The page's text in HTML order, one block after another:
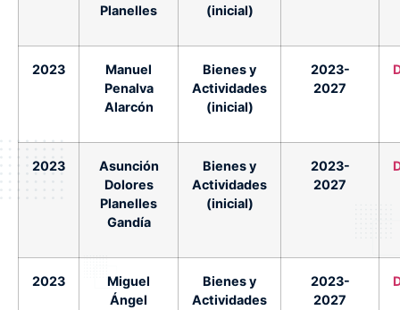
Planelles
(inicial)
2023
Manuel
Penalva
Alarcón
Bienes y
Actividades
(inicial)
2023-
2027
2023
Asunción
Dolores
Planelles
Gandía
Bienes y
Actividades
(inicial)
2023-
2027
2023
Miguel
Ángel
Bienes y
Actividades
2023-
2027